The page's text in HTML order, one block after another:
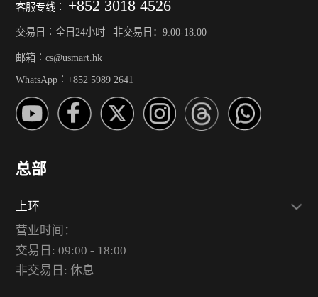
客服专线︰ +852 3018 4526
交易日︰全日24小时 | 非交易日：9:00-18:00
邮箱︰cs@usmart.hk
WhatsApp︰+852 5989 2641
总部
上环
营业时间：
交易日: 09:00 - 18:00
非交易日: 休息